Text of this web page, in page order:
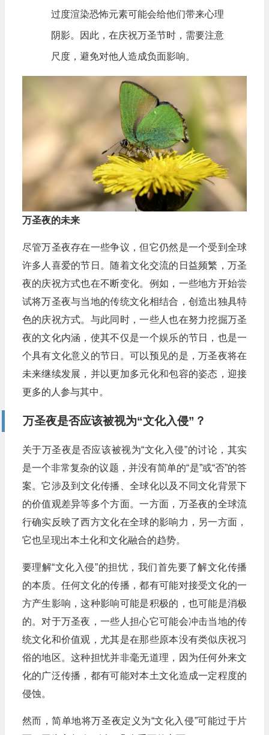
过度渲染恐怖元素可能会给他们带来心理
阴影。因此，在庆祝万圣节时，需要注意
尺度，避免对他人造成负面影响。
万圣夜的未来
尽管万圣夜存在一些争议，但它仍然是一个受到全球
许多人喜爱的节日。随着文化交流的日益频繁，万圣
夜的庆祝方式也在不断变化。例如，一些地方开始尝
试将万圣夜与当地的传统文化相结合，创造出独具特
色的庆祝方式。与此同时，一些人也在努力挖掘万圣
夜的文化内涵，使其不仅是一个娱乐的节日，也是一
个具有文化意义的节日。可以预见的是，万圣夜将在
未来继续发展，并以更加多元化和包容的姿态，迎接
更多的人参与其中。
万圣夜是否应该被视为“文化入侵”？
关于万圣夜是否应该被视为“文化入侵”的讨论，其实
是一个非常复杂的议题，并没有简单的“是”或“否”的答
案。它涉及到文化传播、全球化以及不同文化背景下
的价值观差异等多个方面。一方面，万圣夜的全球流
行确实反映了西方文化在全球的影响力，另一方面，
它也呈现出本土化和文化融合的趋势。
要理解“文化入侵”的担忧，我们首先要了解文化传播
的本质。任何文化的传播，都有可能对接受文化的一
方产生影响，这种影响可能是积极的，也可能是消极
的。对于万圣夜，一些人担心它可能会冲击当地的传
统文化和价值观，尤其是在那些原本没有类似庆祝习
俗的地区。这种担忧并非毫无道理，因为任何外来文
化的广泛传播，都有可能对本土文化造成一定程度的
侵蚀。
然而，简单地将万圣夜定义为“文化入侵”可能过于片